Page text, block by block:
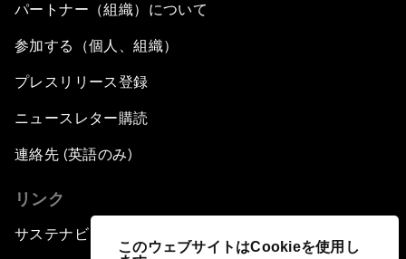
このウェブサイトはCookieを使用し
パートナー（組織）について
参加する（個人、組織）
プレスリリース登録
ニュースレター購読
連絡先 (英語のみ)
リンク
サステナビリティへの取り組み